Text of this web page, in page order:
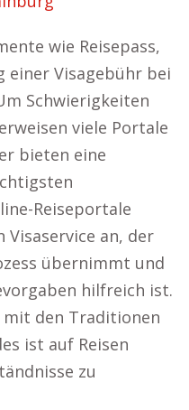
wie Reisepass,
einer Visagebühr bei
Schwierigkeiten
viele Portale
bieten eine
Reiseportale
Visaservice an, der
übernimmt und
hilfreich ist.
den Traditionen
ist auf Reisen
zu